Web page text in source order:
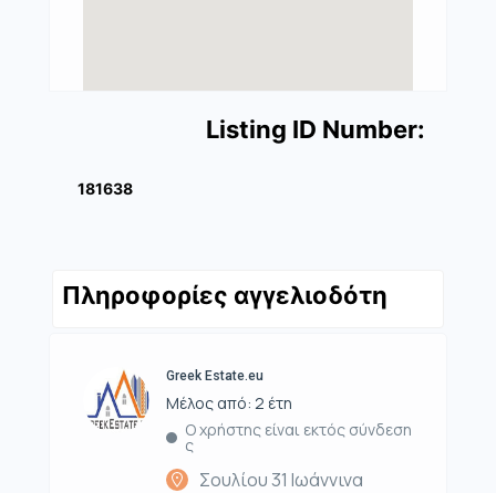
Listing ID Number:
181638
Πληροφορίες αγγελιοδότη
Greek Estate.eu
Μέλος από: 2 έτη
Ο χρήστης είναι εκτός σύνδεση
ς
Σουλίου 31 Ιωάννινα